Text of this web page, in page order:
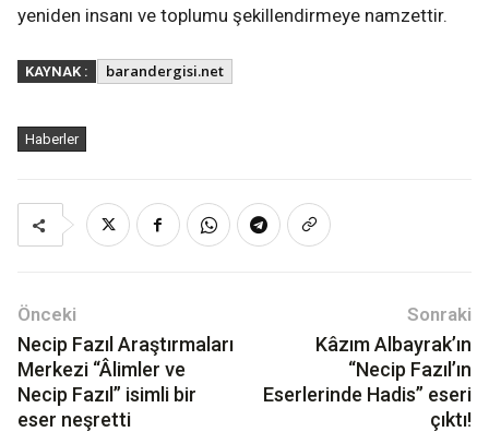
yeniden insanı ve toplumu şekillendirmeye namzettir.
KAYNAK : barandergisi.net
Haberler
Önceki
Necip Fazıl Araştırmaları
Merkezi “Âlimler ve
Necip Fazıl” isimli bir
eser neşretti
Sonraki
Kâzım Albayrak’ın
“Necip Fazıl’ın
Eserlerinde Hadis” eseri
çıktı!